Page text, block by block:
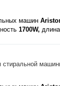
машин
1700W, длина